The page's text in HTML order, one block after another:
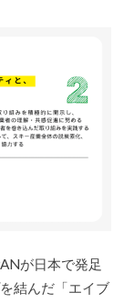
が日本で発足
結んだ「エイブ